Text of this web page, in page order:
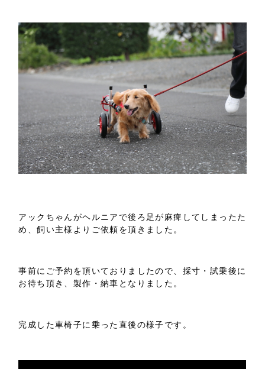
アックちゃんがヘルニアで後ろ足が麻痺してしまったた
め、飼い主様よりご依頼を頂きました。
事前にご予約を頂いておりましたので、採寸・試乗後に
お待ち頂き、製作・納車となりました。
完成した車椅子に乗った直後の様子です。